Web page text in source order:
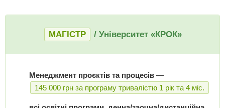
МАГІСТР / Університет «КРОК»
Менеджмент проєктів та процесів —
145 000 грн за програму тривалістю 1 рік та 4 міс.